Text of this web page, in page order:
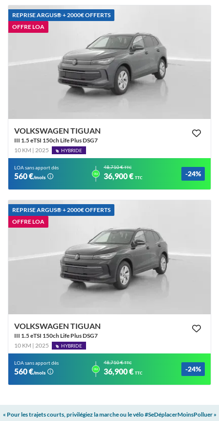
REPRISE ARGUS®️ + 2000€ OFFERTS
OFFRE LOA
VOLKSWAGEN TIGUAN
III 1.5 eTSI 150ch Life Plus DSG7
10 KM | 2025
HYBRIDE
LOA sans apport dès
560 €/mois
ou
48,710 €TTC
36,900 € TTC -24%
REPRISE ARGUS®️ + 2000€ OFFERTS
OFFRE LOA
VOLKSWAGEN TIGUAN
III 1.5 eTSI 150ch Life Plus DSG7
10 KM | 2025
HYBRIDE
LOA sans apport dès
560 €/mois
ou
48,710 €TTC
36,900 € TTC -24%
« Pour les trajets courts, privilégiez la marche ou le vélo #SeDéplacerMoinsPolluer »